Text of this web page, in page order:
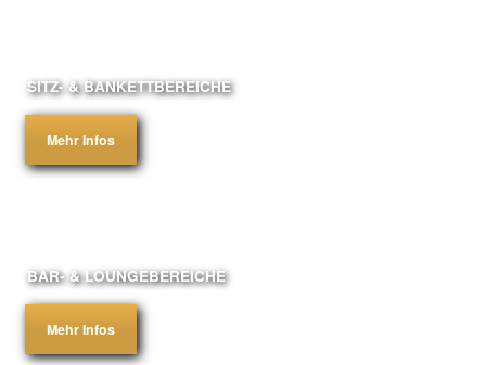
SITZ- & BANKETTBEREICHE
Mehr Infos
BAR- & LOUNGEBEREICHE
Mehr Infos